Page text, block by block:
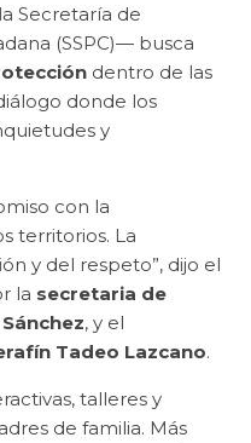
Secretaría de
(SSPC)— busca
dentro de las
donde los
y
con la
territorios. La
y del respeto”, dijo el
la secretaria de
, y el
Tadeo Lazcano.
talleres y
de familia. Más